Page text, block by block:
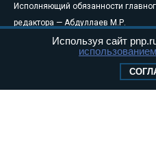
Исполняющий обязанности
редактора — Абдуллаев М.Р.
Тел.: +7 (495) 637–69–79 E-mail:
«Парламентская газета» -
Федерального Собрания РФ.
Используя сайт